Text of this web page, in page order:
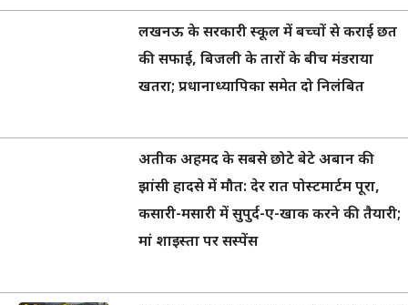
लखनऊ के सरकारी स्कूल में बच्चों से कराई छत
की सफाई, बिजली के तारों के बीच मंडराया
खतरा; प्रधानाध्यापिका समेत दो निलंबित
अतीक अहमद के सबसे छोटे बेटे अबान की
झांसी हादसे में मौत: देर रात पोस्टमार्टम पूरा,
कसारी-मसारी में सुपुर्द-ए-खाक करने की तैयारी;
मां शाइस्ता पर सस्पेंस